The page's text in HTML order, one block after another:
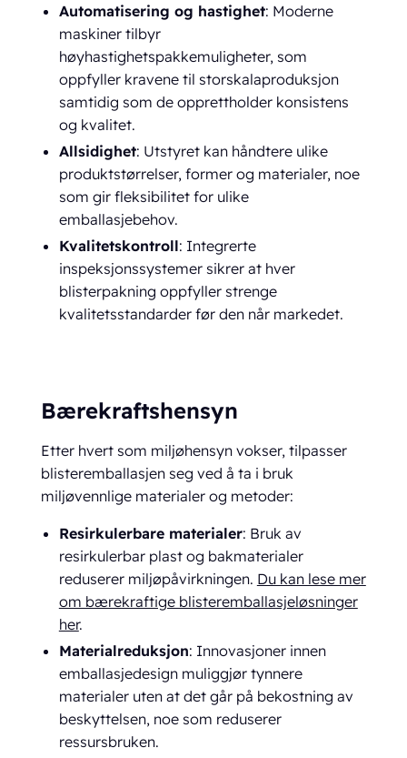
Automatisering og hastighet: Moderne
maskiner tilbyr
høyhastighetspakkemuligheter, som
oppfyller kravene til storskalaproduksjon
samtidig som de opprettholder konsistens
og kvalitet.
Allsidighet: Utstyret kan håndtere ulike
produktstørrelser, former og materialer, noe
som gir fleksibilitet for ulike
emballasjebehov.
Kvalitetskontroll: Integrerte
inspeksjonssystemer sikrer at hver
blisterpakning oppfyller strenge
kvalitetsstandarder før den når markedet.
Bærekraftshensyn
Etter hvert som miljøhensyn vokser, tilpasser
blisteremballasjen seg ved å ta i bruk
miljøvennlige materialer og metoder:
Resirkulerbare materialer: Bruk av
resirkulerbar plast og bakmaterialer
reduserer miljøpåvirkningen. Du kan lese mer
om bærekraftige blisteremballasjeløsninger
her.
Materialreduksjon: Innovasjoner innen
emballasjedesign muliggjør tynnere
materialer uten at det går på bekostning av
beskyttelsen, noe som reduserer
ressursbruken.